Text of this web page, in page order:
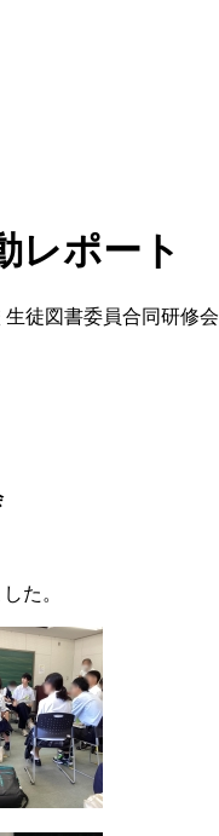
レポート
生徒図書委員合同研修会
た。